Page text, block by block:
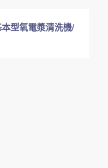
型氧電漿清洗機/